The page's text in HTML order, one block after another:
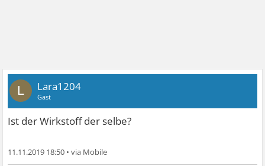
L Lara1204
Gast
Ist der Wirkstoff der selbe?
11.11.2019 18:50 •